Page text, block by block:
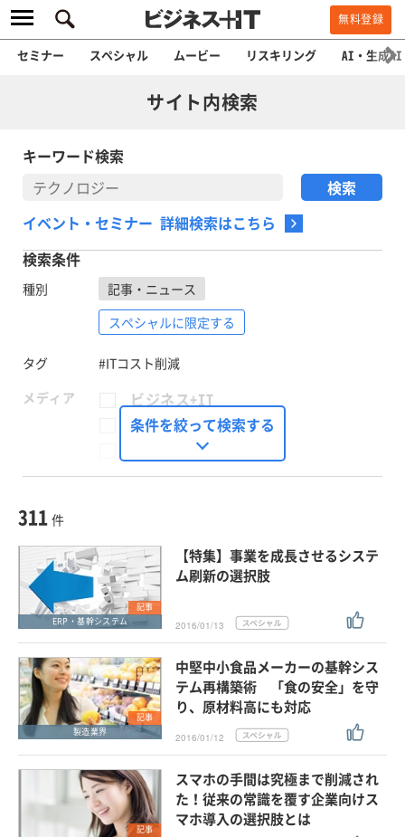
無料登録
セミナー スペシャル ムービー リスキリング AI・生成AI
サイト内検索
キーワード検索
イベント・セミナー 詳細検索はこちら
検索条件
種別
記事・ニュース
スペシャルに限定する
タグ
#ITコスト削減
メディア
ビジネス+IT
FinTech Journal
Seizo Trend
外部ニュース
スペシャルに限定する
タグ ×
× ITコスト削減
クリア この条件で検索する
条件を絞って検索する
311 件
記事
ERP・基幹システム
【特集】事業を成長させるシステ
ム刷新の選択肢
2016/01/13
記事
製造業界
中堅中小食品メーカーの基幹シス
テム再構築術 「食の安全」を守
り、原材料高にも対応
2016/01/12
記事
スマホの手間は究極まで削減され
た！従来の常識を覆す企業向けス
マホ導入の選択肢とは